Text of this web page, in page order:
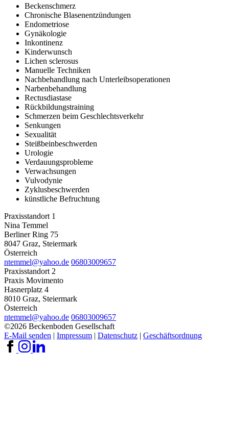
Beckenschmerz
Chronische Blasenentzündungen
Endometriose
Gynäkologie
Inkontinenz
Kinderwunsch
Lichen sclerosus
Manuelle Techniken
Nachbehandlung nach Unterleibsoperationen
Narbenbehandlung
Rectusdiastase
Rückbildungstraining
Schmerzen beim Geschlechtsverkehr
Senkungen
Sexualität
Steißbeinbeschwerden
Urologie
Verdauungsprobleme
Verwachsungen
Vulvodynie
Zyklusbeschwerden
künstliche Befruchtung
Praxisstandort 1
Nina Temmel
Berliner Ring 75
8047 Graz, Steiermark
Österreich
ntemmel@yahoo.de 06803009657
Praxisstandort 2
Praxis Movimento
Hasnerplatz 4
8010 Graz, Steiermark
Österreich
ntemmel@yahoo.de 06803009657
©2026 Beckenboden Gesellschaft
E-Mail senden | Impressum | Datenschutz | Geschäftsordnung